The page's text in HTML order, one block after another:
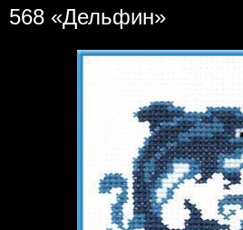
568 «Дельфин»